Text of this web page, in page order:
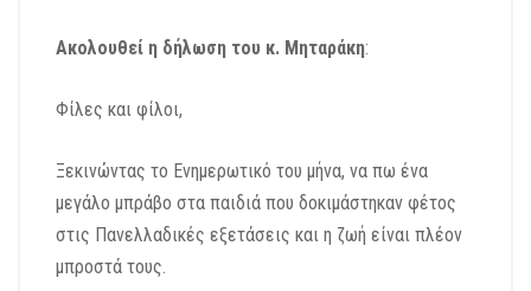
Ακολουθεί η δήλωση του κ. Μηταράκη:
Φίλες και φίλοι,
Ξεκινώντας το Ενημερωτικό του μήνα, να πω ένα
μεγάλο μπράβο στα παιδιά που δοκιμάστηκαν φέτος
στις Πανελλαδικές εξετάσεις και η ζωή είναι πλέον
μπροστά τους.